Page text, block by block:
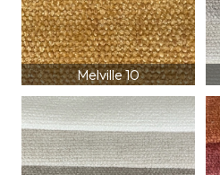
Melville 10